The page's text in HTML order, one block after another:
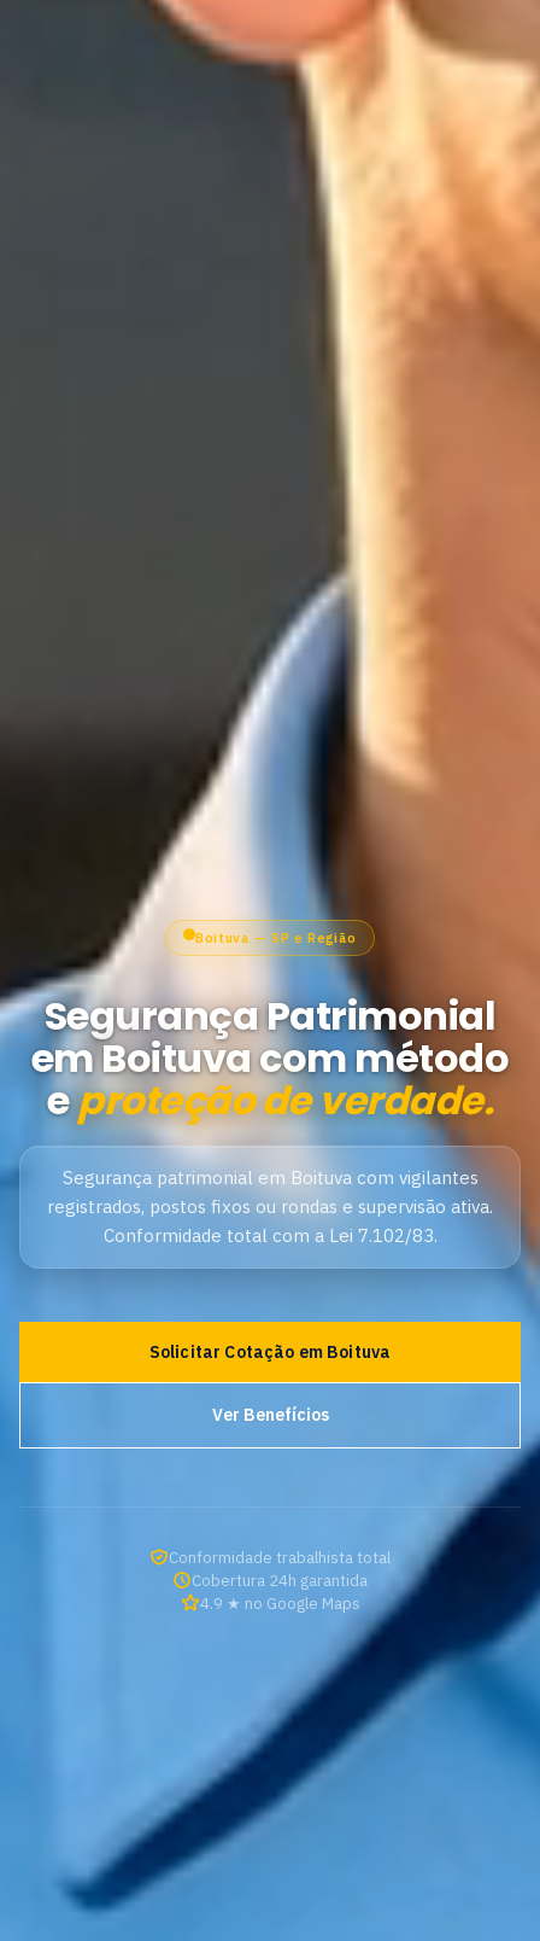
Boituva — SP e Região
Segurança Patrimonial
em Boituva com método
eproteção de verdade.
Segurança patrimonial em Boituva com vigilantes
registrados, postos fixos ou rondas e supervisão ativa.
Conformidade total com a Lei 7.102/83.
Solicitar Cotação em Boituva
Ver Benefícios
Conformidade trabalhista total
Cobertura 24h garantida
4.9 ★ no Google Maps